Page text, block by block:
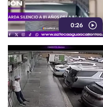
0:26